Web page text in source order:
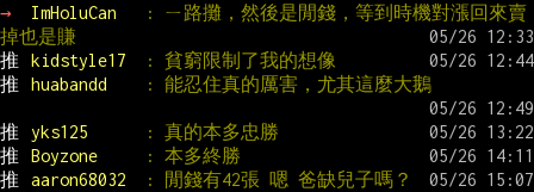
→
ImHoluCan
: ㄧ路攤，然後是閒錢，等到時機對漲回來賣
掉也是賺
推
kidstyle17
: 貧窮限制了我的想像
推
huabandd : 能忍住真的厲害，尤其這麼大鵝
推 yks125
: 真的本多忠勝
推
Boyzone
: 本多終勝
推
aaron68032 : 閒錢有42張 嗯 爸缺兒子嗎？